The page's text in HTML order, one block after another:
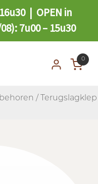
| OPEN in
7u00 – 15u30
0
/ Terugslagklep